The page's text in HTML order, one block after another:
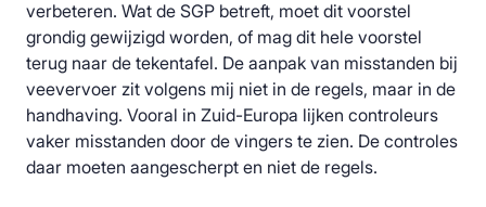
verbeteren. Wat de SGP betreft, moet dit voorstel
grondig gewijzigd worden, of mag dit hele voorstel
terug naar de tekentafel. De aanpak van misstanden bij
veevervoer zit volgens mij niet in de regels, maar in de
handhaving. Vooral in Zuid-Europa lijken controleurs
vaker misstanden door de vingers te zien. De controles
daar moeten aangescherpt en niet de regels.